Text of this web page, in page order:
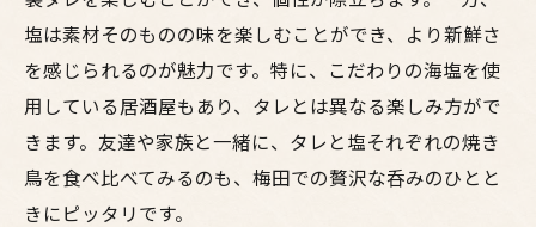
塩は素材そのものの味を楽しむことができ、より新鮮さ
を感じられるのが魅力です。特に、こだわりの海塩を使
用している居酒屋もあり、タレとは異なる楽しみ方がで
きます。友達や家族と一緒に、タレと塩それぞれの焼き
鳥を食べ比べてみるのも、梅田での贅沢な呑みのひとと
きにピッタリです。